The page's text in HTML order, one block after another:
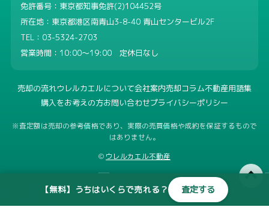
免許番号：東京都知事免許(2)104452号
所在地：東京都港区南青山3-8-40 青山センタービル2F
TEL：03-5324-2703
営業時間：10:00〜19:00 定休日なし
売却の流れウレルカエルについて会社案内売却コラム不動産用語集
購入をお考えの方お問い合わせプライバシーポリシー
※査定額は売却の参考価格であり、実際の売買価格や成約を保証するもので
はありません。
© ウレルカエル不動産
【無料】うちはいくらで売れる？ 査定する